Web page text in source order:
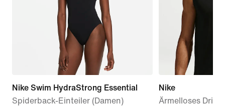
Nike Swim HydraStrong Essential
Spiderback-Einteiler (Damen)
Nike
Ärmelloses Dri-